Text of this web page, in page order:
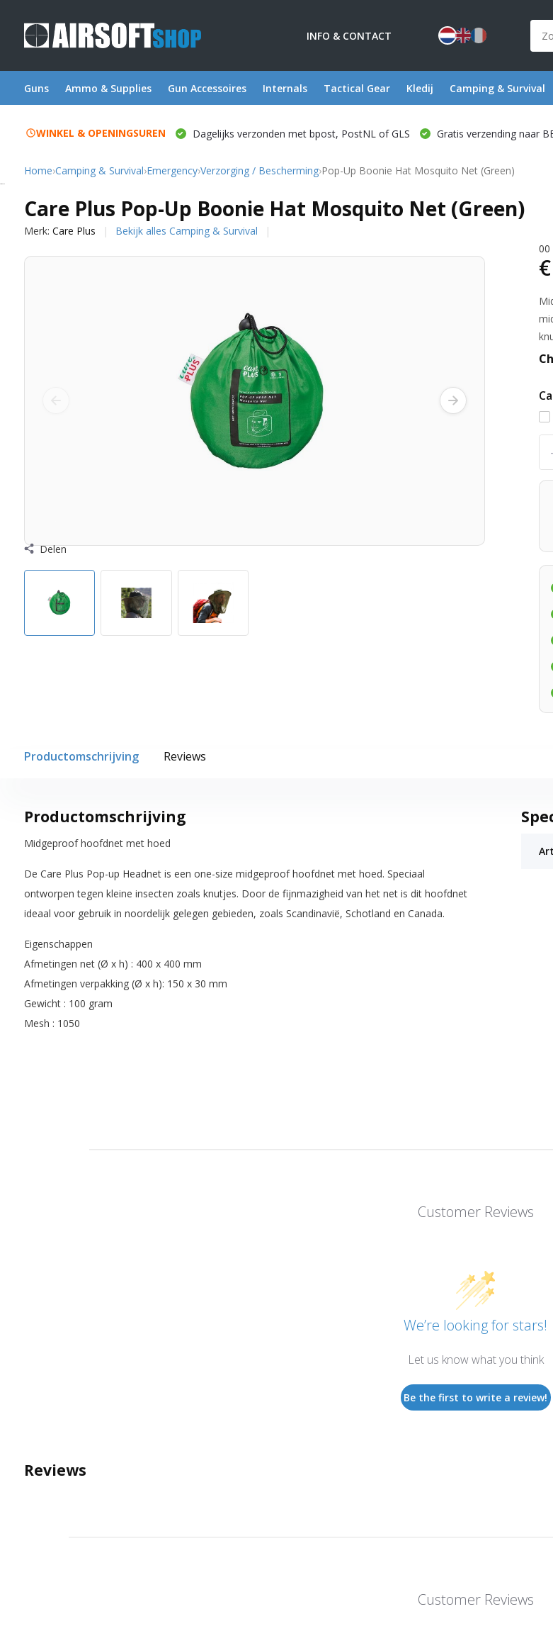
INFO & CONTACT
Guns Ammo & Supplies Gun Accessoires Internals Tactical Gear Kledij Camping & Survival
WINKEL & OPENINGSUREN Dagelijks verzonden met bpost, PostNL of GLS Gratis verzending naar
Home›Camping & Survival›Emergency›Verzorging / Bescherming›Pop-Up Boonie Hat Mosquito Net (Green)
Care Plus Pop-Up Boonie Hat Mosquito Net (Green)
Merk: Care Plus Bekijk alles Camping & Survival
Delen
00
-
Productomschrijving Reviews
Productomschrijving
Midgeproof hoofdnet met hoed
De Care Plus Pop-up Headnet is een one-size midgeproof hoofdnet met hoed. Speciaal
ontworpen tegen kleine insecten zoals knutjes. Door de fijnmazigheid van het net is dit hoofdnet
ideaal voor gebruik in noordelijk gelegen gebieden, zoals Scandinavië, Schotland en Canada.
Eigenschappen
Afmetingen net (Ø x h) : 400 x 400 mm
Afmetingen verpakking (Ø x h): 150 x 30 mm
Gewicht : 100 gram
Mesh : 1050
Customer Reviews
We’re looking for stars!
Let us know what you think
Be the first to write a review!
Reviews
Customer Reviews